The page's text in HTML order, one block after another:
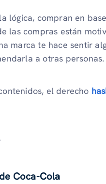
lógica, compran en
las compras están
marca te hace sentir
a otras personas.
el derecho
Coca-Cola